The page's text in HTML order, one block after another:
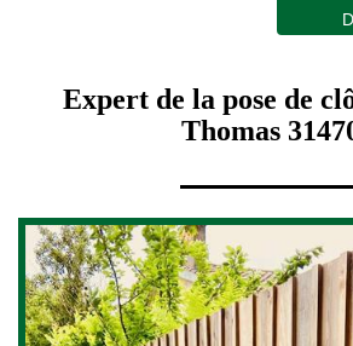
Expert de la pose de
Thomas